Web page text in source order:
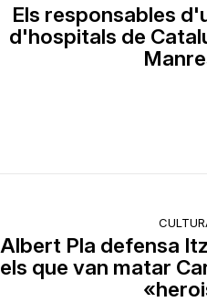
Els responsables
d'hospitals de
Albert Pla defensa
els que van matar